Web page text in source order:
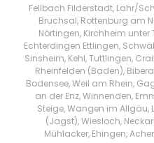
Fellbach Filderstadt, Lahr/
Bruchsal, Rottenburg am
Nörtingen, Kirchheim unter
Echterdingen Ettlingen,
Sinsheim, Kehl, Tuttlingen,
Rheinfelden (Baden),
Bodensee, Weil am Rhein,
an der Enz, Winnenden,
Steige, Wangen im Allgäu,
(Jagst), Wiesloch,
Mühlacker, Ehingen,